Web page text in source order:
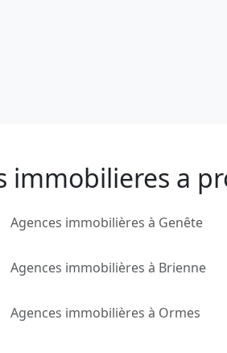
immobilieres a
Agences immobilières à Genête
Agences immobilières à Brienne
Agences immobilières à Ormes